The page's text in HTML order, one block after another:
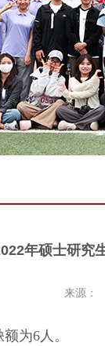
年硕士研究
来源：
为6人。